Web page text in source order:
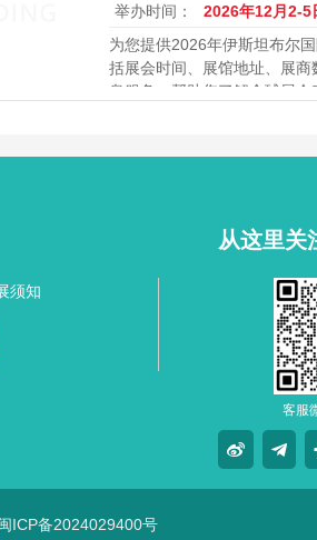
举办时间：
2026年12月2-5
为您提供2026年伊斯坦布尔
括展会时间、展馆地址、展
息服务，帮助您了解全球展会
须知
从这里关
客服
ICP备2024029400号